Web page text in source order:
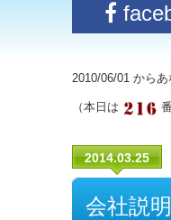
2010/06/01 から
（本日は
2014.03.25
会社説